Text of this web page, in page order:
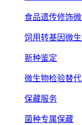
食品遗传修饰
饲用转基因微
新种鉴定
微生物检验替
保藏服务
菌种专属保藏